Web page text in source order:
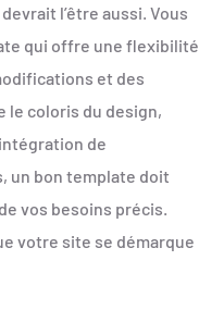
l’être aussi. Vous
qui offre une flexibilité
et des
le coloris du design,
de
un bon template doit
vos besoins précis.
votre site se démarque